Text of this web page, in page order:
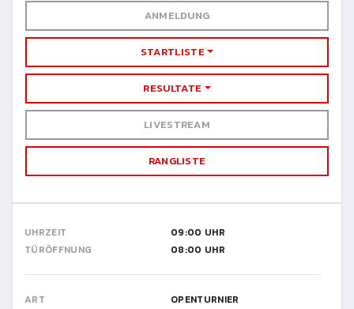
ANMELDUNG
STARTLISTE
RESULTATE
LIVESTREAM
RANGLISTE
UHRZEIT
09:00 UHR
TÜRÖFFNUNG
08:00 UHR
ART
OPENTURNIER